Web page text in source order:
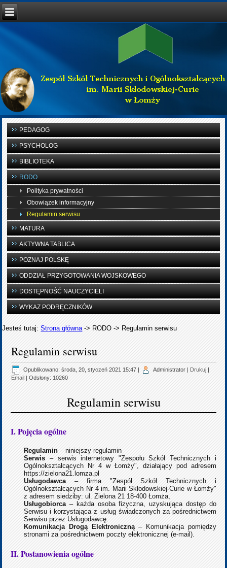
PEDAGOG
PSYCHOLOG
BIBLIOTEKA
RODO
Polityka prywatności
Obowiązek informacyjny
Regulamin serwisu
MATURA
AKTYWNA TABLICA
POZNAJ POLSKĘ
ODDZIAŁ PRZYGOTOWANIA WOJSKOWEGO
DOSTĘPNOŚĆ NAUCZYCIELI
WYKAZ PODRĘCZNIKÓW
Jesteś tutaj:Strona główna -> RODO -> Regulamin serwisu
Regulamin serwisu
Opublikowano: środa, 20, styczeń 2021 15:47 | Administrator | Drukuj |
Email | Odsłony: 10260
Regulamin serwisu
I. Pojęcia ogólne
Regulamin – niniejszy regulamin
Serwis – serwis internetowy "Zespołu Szkół Technicznych i
Ogólnokształcących Nr 4 w Łomży", działający pod adresem
https://zielona21.lomza.pl
Usługodawca– firma "Zespół Szkół Technicznych i
Ogólnokształcących Nr 4 im. Marii Skłodowskiej-Curie w Łomży"
z adresem siedziby: ul. Zielona 21 18-400 Łomża,
Usługobiorca– każda osoba fizyczna, uzyskująca dostęp do
Serwisu i korzystająca z usług świadczonych za pośrednictwem
Serwisu przez Usługodawcę.
Komunikacja Drogą Elektroniczną– Komunikacja pomiędzy
stronami za pośrednictwem poczty elektronicznej (e-mail).
II. Postanowienia ogólne